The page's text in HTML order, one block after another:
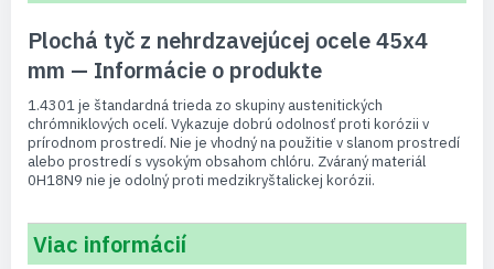
Plochá tyč z nehrdzavejúcej ocele 45x4
mm — Informácie o produkte
1.4301 je štandardná trieda zo skupiny austenitických
chrómniklových ocelí. Vykazuje dobrú odolnosť proti korózii v
prírodnom prostredí. Nie je vhodný na použitie v slanom prostredí
alebo prostredí s vysokým obsahom chlóru. Zváraný materiál
0H18N9 nie je odolný proti medzikryštalickej korózii.
Viac informácií